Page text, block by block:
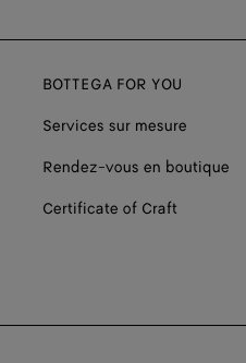
BOTTEGA FOR YOU
Services sur mesure
Rendez-vous en boutique
Certificate of Craft